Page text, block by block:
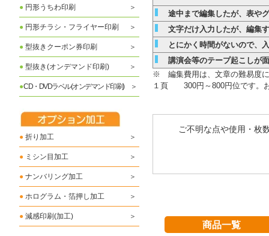
● 円形うちわ印刷
● 円形チラシ・フライヤー印刷
● 型抜きクーポン券印刷
● 型抜き(オンデマンド印刷)
●CD・DVDラベル(オンデマンド印刷)
● 折り加工
● ミシン目加工
● ナンバリング加工
● ホログラム・箔押し加工
● 減感印刷(加工)
途中まで編集したが、表や
文字だけ入力したが、編集
とにかく時間がないので、
講演会等のテープ起こしが
※ 編集費用は、文章の難易度に
１頁 300円～800円位です。
ご不明な点や使用・枚
商品一覧